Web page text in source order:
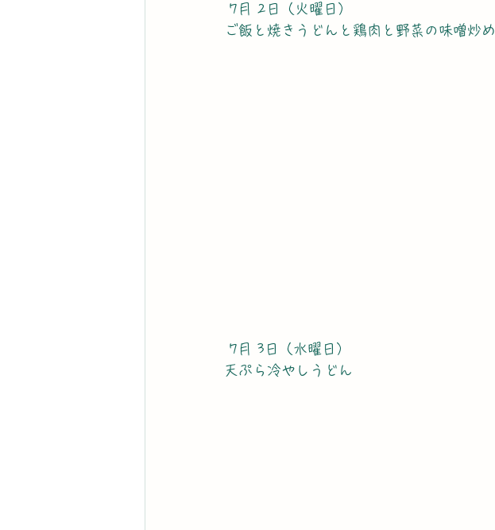
7月 2日（火曜日）
ご飯と焼きうどんと鶏肉と野菜の味噌炒め
7月 3日（水曜日）
天ぷら冷やしうどん